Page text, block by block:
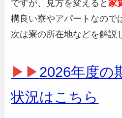
ですが、見方を変えると家
構良い寮やアパートなので
次は寮の所在地などを解説
▶▶2026年度の
状況はこちら